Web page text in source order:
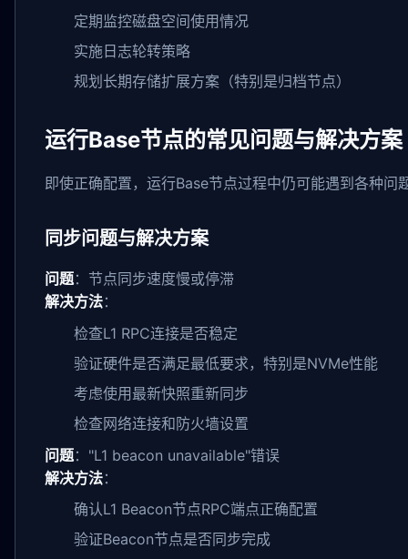
定期监控磁盘空间使用情况
实施日志轮转策略
规划长期存储扩展方案（特别是归档节点）
运行Base节点的常见问题与解决方案
即使正确配置，运行Base节点过程中仍可能遇到各种
同步问题与解决方案
问题：节点同步速度慢或停滞
解决方法：
检查L1 RPC连接是否稳定
验证硬件是否满足最低要求，特别是NVMe性能
考虑使用最新快照重新同步
检查网络连接和防火墙设置
问题："L1 beacon unavailable"错误
解决方法：
确认L1 Beacon节点RPC端点正确配置
验证Beacon节点是否同步完成